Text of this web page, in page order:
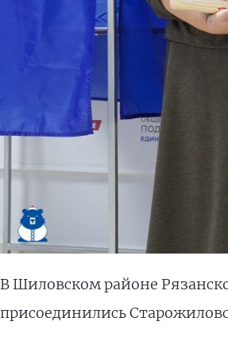
В Шиловском районе
присоединились